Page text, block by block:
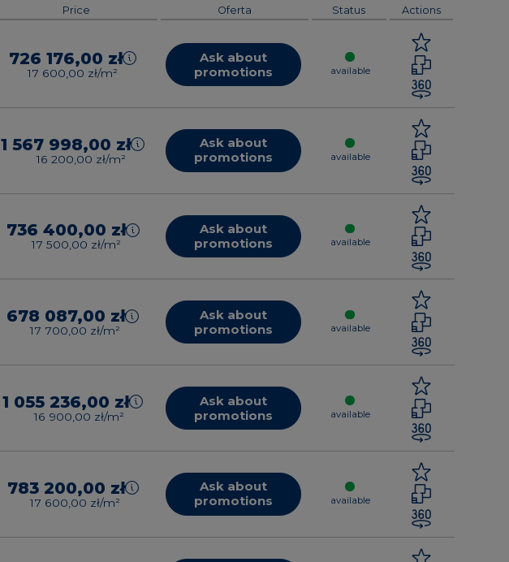
Price Oferta Status Actions
726 176,00 zł
17 600,00 zł/m²
Ask about
promotions
available
1 567 998,00 zł
16 200,00 zł/m²
Ask about
promotions
available
736 400,00 zł
17 500,00 zł/m²
Ask about
promotions
available
678 087,00 zł
17 700,00 zł/m²
Ask about
promotions
available
1 055 236,00 zł
16 900,00 zł/m²
Ask about
promotions
available
783 200,00 zł
17 600,00 zł/m²
Ask about
promotions
available